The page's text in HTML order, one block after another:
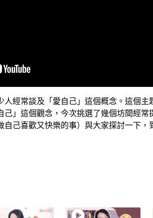
人經常談及「愛自己」這個概念。這個主
」這個觀念，今次挑選了幾個坊間經常
己喜歡又快樂的事）與大家探討一下，